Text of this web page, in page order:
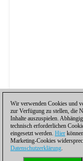
Wir verwenden Cookies und
zur Verfügung zu stellen, die
Inhalte auszuspielen.
technisch erforderlichen
eingesetzt werden. Hier
Marketing-Cookies
Datenschutzerklärung.